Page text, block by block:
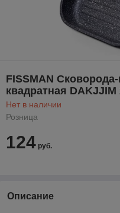
FISSMAN
квадратная
Нет в наличии
Розница
124 руб.
Описание